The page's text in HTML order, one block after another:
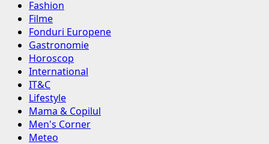
Fashion
Filme
Fonduri Europene
Gastronomie
Horoscop
International
IT&C
Lifestyle
Mama & Copilul
Men's Corner
Meteo